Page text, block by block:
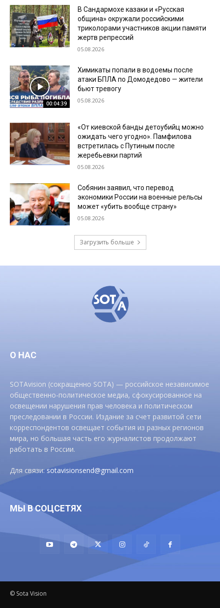
В Сандармохе казаки и «Русская
община» окружали российскими
триколорами участников акции памяти
жертв репрессий
05.08.2026
00:04:39
Химикаты попали в водоемы после
атаки БПЛА по Домодедово — жители
бьют тревогу
05.08.2026
«От киевской банды детоубийц можно
ожидать чего угодно». Памфилова
встретилась с Путиным после
жеребьевки партий
05.08.2026
Собянин заявил, что перевод
экономики России на военные рельсы
может «убить вообще страну»
05.08.2026
Загрузить больше
О НАС
SOTAvision (сокращенно SOTA) — российское независимое
общественно-политическое медиа, сфокусированное на
освещении нарушения прав человека и политическом
преследовании в России. Издание за счет развитой сети
корреспондентов освещает события из разных регионов
мира, но большая часть его журналистов продолжают
работать в России.
Для связи:sotavisionsend@gmail.com
МЫ В СОЦСЕТЯХ
© Sota Vision